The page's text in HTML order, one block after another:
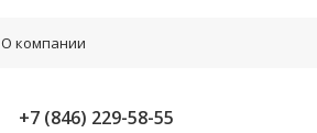
О компании
+7 (846) 229-58-55